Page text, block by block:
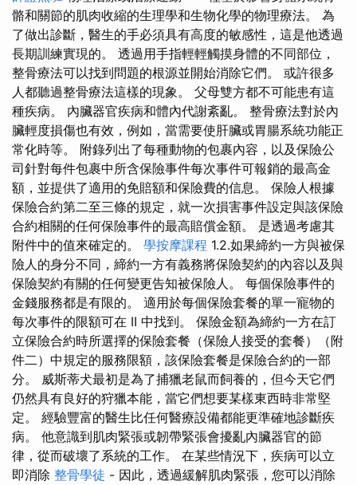
骼和關節的肌肉收縮的生理學和生物化學的物理療法。 為
了做出診斷，醫生的手必須具有高度的敏感性，這是他透過
長期訓練實現的。 透過用手指輕輕觸摸身體的不同部位，
整骨療法可以找到問題的根源並開始消除它們。 或許很多
人都聽過整骨療法這樣的現象。 父母雙方都不可能患有這
種疾病。 內臟器官疾病和體內代謝紊亂。 整骨療法對於內
臟輕度損傷也有效，例如，當需要使肝臟或胃腸系統功能正
常化時等。 附錄列出了每種動物的包裹內容，以及保險公
司針對每件包裹中所含保險事件每次事件可報銷的最高金
額，並提供了適用的免賠額和保險費的信息。 保險人根據
保險合約第二至三條的規定，就一次損害事件設定與該保險
合約相關的任何保險事件的最高賠償金額。 是透過考慮其
附件中的值來確定的。 學按摩課程 1.2.如果締約一方與被保
險人的身分不同，締約一方有義務將保險契約的內容以及與
保險契約有關的任何變更告知被保險人。 每個保險事件的
金錢服務都是有限的。 適用於每個保險套餐的單一寵物的
每次事件的限額可在 II 中找到。 保險金額為締約一方在訂
立保險合約時所選擇的保險套餐（保險人接受的套餐）（附
件二）中規定的服務限額，該保險套餐是保險合約的一部
分。 威斯蒂犬最初是為了捕獵老鼠而飼養的，但今天它們
仍然具有良好的狩獵本能，當它們想要某樣東西時非常堅
定。 經驗豐富的醫生比任何醫療設備都能更準確地診斷疾
病。 他意識到肌肉緊張或韌帶緊張會擾亂內臟器官的節
律，從而破壞了系統的工作。 在某些情況下，疾病可以立
即消除 整骨學徒 - 因此，透過緩解肌肉緊張，您可以消除